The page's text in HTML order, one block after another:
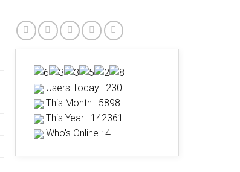
Users Today : 230
This Month : 5898
This Year : 142361
Who's Online : 4